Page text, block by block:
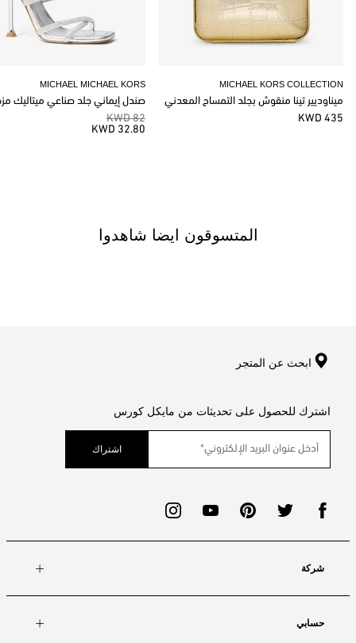
MICHAEL MICHAEL KORS
صندل إيماني جلد صناعي ميتاليك
82 KWD
32.80 KWD
MICHAEL KORS COLLECTION
ميناوديير تينا منقوش بجلد التمساح المعدني
435 KWD
المتسوقون ايضا شاهدوا
ابحث عن المتجر
اشترك للحصول على تحديثات من مايكل كورس
اشتراك
شركة
حسابي